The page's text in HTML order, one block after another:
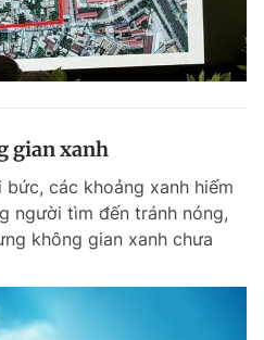
gian xanh
các khoảng xanh hiếm
người tìm đến tránh nóng,
không gian xanh chưa